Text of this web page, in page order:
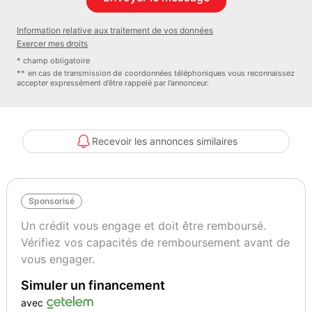
Couleur
GRIS DAUPHIN
Puissance réelle
Vignette Crit’Air
Garantie mécanique
Information relative aux traitement de vos données
Exercer mes droits
* champ obligatoire
** en cas de transmission de coordonnées téléphoniques vous reconnaissez
accepter expressément d’être rappelé par l’annonceur.
Recevoir les annonces similaires
Sponsorisé
Un crédit vous engage et doit être remboursé.
Vérifiez vos capacités de remboursement avant de
vous engager.
Simuler un financement
avec